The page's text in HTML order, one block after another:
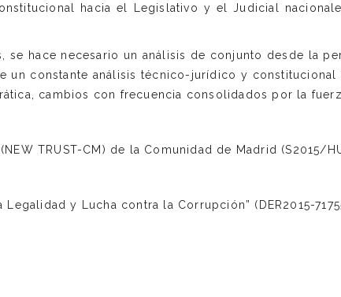
hacia el Legislativo y el Judicial
hace necesario un análisis de conjunto desde la
un constante análisis técnico-jurídico y
cambios con frecuencia consolidados por la
(NEW TRUST-CM) de la Comunidad de Madrid (S2015/
y Lucha contra la Corrupción” (DER2015-